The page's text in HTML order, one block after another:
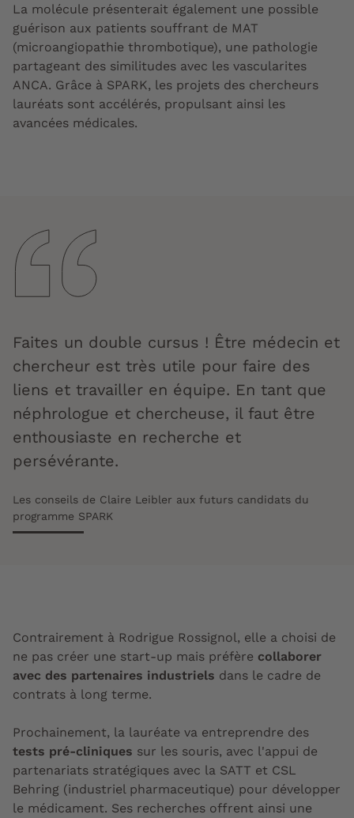
La molécule présenterait également une possible
guérison aux patients souffrant de MAT
(microangiopathie thrombotique), une pathologie
partageant des similitudes avec les vascularites
ANCA. Grâce à SPARK, les projets des chercheurs
lauréats sont accélérés, propulsant ainsi les
avancées médicales.
Faites un double cursus ! Être médecin et
chercheur est très utile pour faire des
liens et travailler en équipe. En tant que
néphrologue et chercheuse, il faut être
enthousiaste en recherche et
persévérante.
Les conseils de Claire Leibler aux futurs candidats du
programme SPARK
Contrairement à Rodrigue Rossignol, elle a choisi de
ne pas créer une start-up mais préfère collaborer
avec des partenaires industriels dans le cadre de
contrats à long terme.
Prochainement, la lauréate va entreprendre des
tests pré-cliniques sur les souris, avec l'appui de
partenariats stratégiques avec la SATT et CSL
Behring (industriel pharmaceutique) pour développer
le médicament. Ses recherches offrent ainsi une